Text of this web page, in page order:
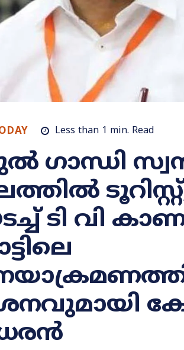
Less than 1 min. Read
ഗാന്ധി
ടി വി